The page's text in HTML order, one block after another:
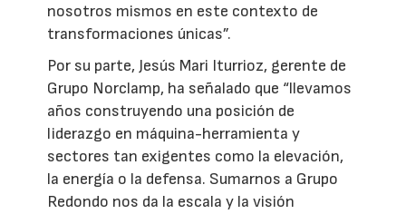
nosotros mismos en este contexto de
transformaciones únicas”.
Por su parte, Jesús Mari Iturrioz, gerente de
Grupo Norclamp, ha señalado que “llevamos
años construyendo una posición de
liderazgo en máquina-herramienta y
sectores tan exigentes como la elevación,
la energía o la defensa. Sumarnos a Grupo
Redondo nos da la escala y la visión